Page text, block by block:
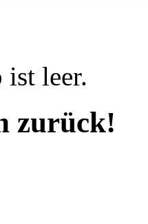
ist leer.
zurück!